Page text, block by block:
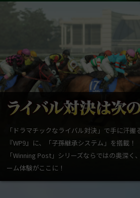
「ドラマチックなライバル対決」で手に汗握
『WP9』に、「子孫継承システム」を搭載！
「Winning Post」シリーズならではの奥深く
ーム体験がここに！